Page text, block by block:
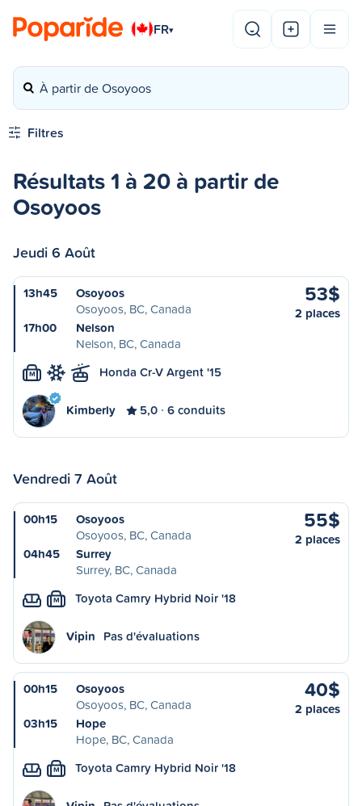
FR▾
À partir de Osoyoos
Filtres
Résultats 1 à 20 à partir de
Osoyoos
Jeudi 6 Août
13h45
Osoyoos
Osoyoos, BC, Canada
17h00
Nelson
Nelson, BC, Canada
53$
2 places
M Honda Cr-V Argent '15
Kimberly 5,0 6 conduits
Vendredi 7 Août
00h15
Osoyoos
Osoyoos, BC, Canada
04h45
Surrey
Surrey, BC, Canada
55$
2 places
M Toyota Camry Hybrid Noir '18
Vipin Pas d'évaluations
00h15
Osoyoos
Osoyoos, BC, Canada
03h15
Hope
Hope, BC, Canada
40$
2 places
M Toyota Camry Hybrid Noir '18